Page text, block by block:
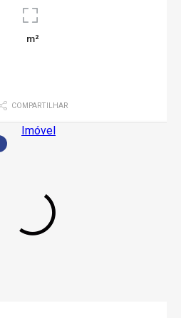
m²
COMPARTILHAR